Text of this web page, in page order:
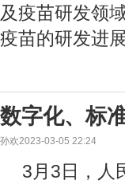
及疫苗研发领
疫苗的研发进展
数字化、标
孙欢2023-03-05 22:24
3月3日，人